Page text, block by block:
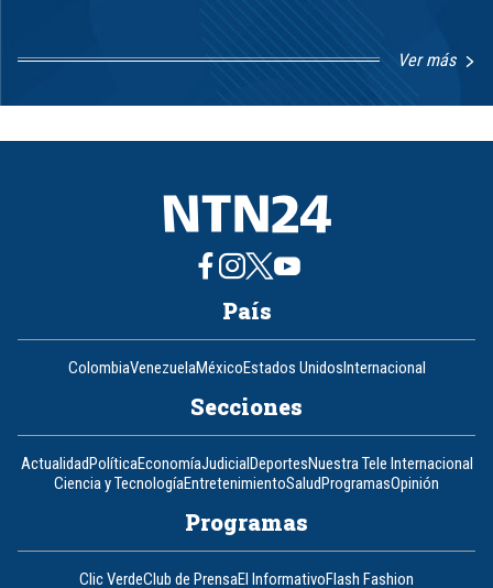
Ver más
8
País
ColombiaVenezuelaMéxicoEstados UnidosInternacional
Secciones
ActualidadPolíticaEconomíaJudicialDeportesNuestra Tele Internacional
Ciencia y TecnologíaEntretenimientoSaludProgramasOpinión
Programas
Clic VerdeClub de PrensaEl InformativoFlash Fashion